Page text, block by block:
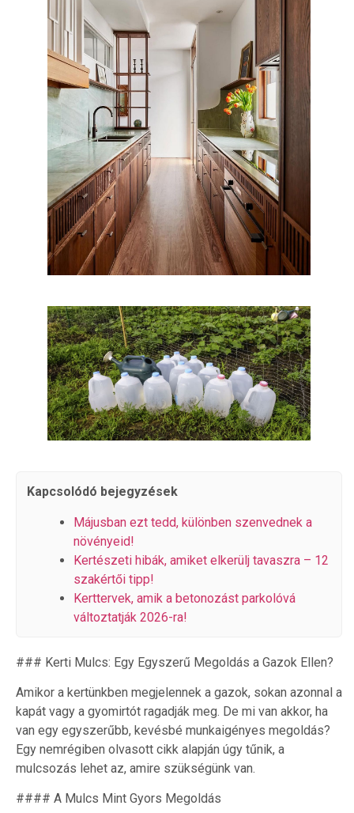
Kapcsolódó bejegyzések
Májusban ezt tedd, különben szenvednek a
növényeid!
Kertészeti hibák, amiket elkerülj tavaszra – 12
szakértői tipp!
Kerttervek, amik a betonozást parkolóvá
változtatják 2026-ra!
### Kerti Mulcs: Egy Egyszerű Megoldás a Gazok Ellen?
Amikor a kertünkben megjelennek a gazok, sokan azonnal a
kapát vagy a gyomirtót ragadják meg. De mi van akkor, ha
van egy egyszerűbb, kevésbé munkaigényes megoldás?
Egy nemrégiben olvasott cikk alapján úgy tűnik, a
mulcsozás lehet az, amire szükségünk van.
#### A Mulcs Mint Gyors Megoldás